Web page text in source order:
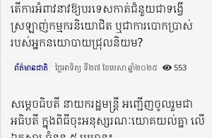
តើការអំពាវនាវឱ្យបរទេសកាត់ជំនួយជាទង្វើ
ស្រឡាញ់កម្មករនិយោជិត ឬជាការបោកប្រាស់
របស់អ្នកនយោបាយជ្រុលនិយម?
ព័ត៌មានជាតិ ថ្ងៃអាទិត្យ ទី២៧ ខែមេសា ឆ្នាំ២០២៥​ 553
សម្តេចធិបតី នាយករដ្ឋមន្ត្រី អញ្ជើញចូលរួមជា
អធិបតី ក្នុងពិធីចុះអនុស្សរណៈយោគយល់គ្នា លើ